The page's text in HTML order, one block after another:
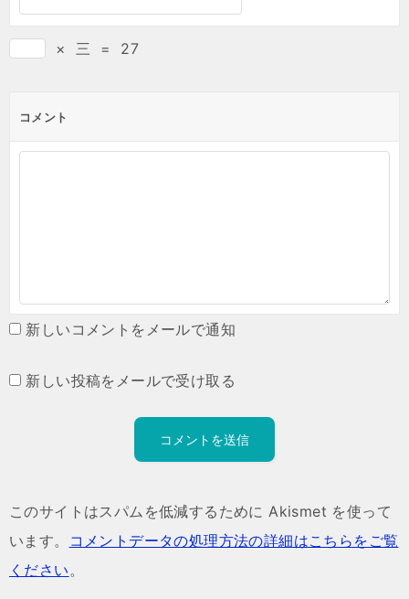
× 三 = 27
コメント
新しいコメントをメールで通知
新しい投稿をメールで受け取る
このサイトはスパムを低減するために Akismet を使って
います。
コメントデータの処理方法の詳細はこちらをご覧
ください。